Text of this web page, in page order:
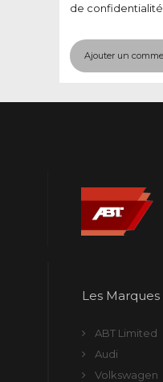
de confidentialité
Les Marques
ABT Limited
Audi
Volkswagen